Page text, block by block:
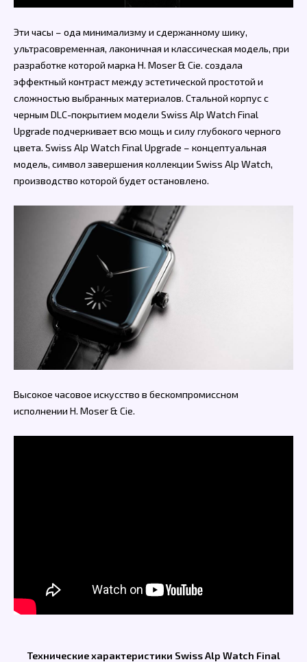
Эти часы – ода минимализму и сдержанному шику,
ультрасовременная, лаконичная и классическая модель, при
разработке которой марка H. Moser & Cie. создала
эффектный контраст между эстетической простотой и
сложностью выбранных материалов. Стальной корпус с
черным DLC-покрытием модели Swiss Alp Watch Final
Upgrade подчеркивает всю мощь и силу глубокого черного
цвета. Swiss Alp Watch Final Upgrade – концептуальная
модель, символ завершения коллекции Swiss Alp Watch,
производство которой будет остановлено.
Высокое часовое искусство в бескомпромиссном
исполнении H. Moser & Cie.
Технические характеристики Swiss Alp Watch Final